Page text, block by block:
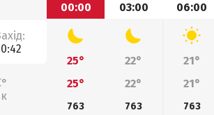
00:00
03:00 06:00
25° 22° 21°
25°
22° 21°
763 763 763